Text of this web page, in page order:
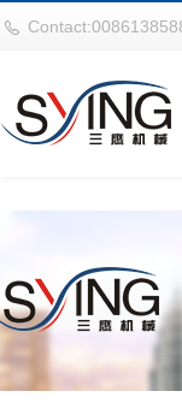
世界杯官网|世界杯官网入